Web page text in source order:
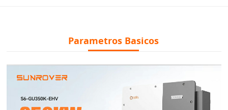
Parametros Basicos